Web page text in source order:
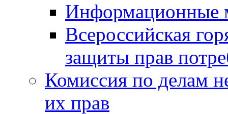
Информационные
Всероссийская
защиты прав
Комиссия по делам
их прав